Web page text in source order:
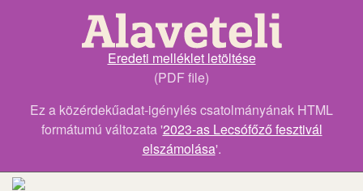
Eredeti melléklet letöltése
(PDF file)
Ez a közérdekűadat-igénylés csatolmányának HTML
formátumú változata '2023-as Lecsófőző fesztivál
elszámolása'.